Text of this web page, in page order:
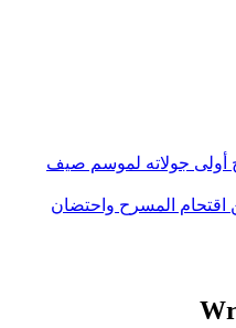
أولى جولاته لموسم صيف
اقتحام المسرح واحتضان